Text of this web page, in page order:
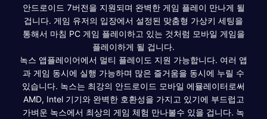
안드로이드 7버전을 지원되며 완벽한 게임 플레이 만나게 될
겁니다. 게임 유저의 입장에서 설정된 맞춤형 가상키 세팅을
통해서 마침 PC 게임 플레이하고 있는 것처럼 모바일 게임을
플레이하게 될 겁니다.
녹스 앱플레이어에서 멀티 플레이도 지원 가능합니다. 여러 앱
과 게임 동시에 실행 가능하며 많은 즐거움을 동시에 누릴 수
있습니다. 녹스는 최강의 안드로이드 모바일 에뮬레이터로써
AMD, Intel 기기와 완벽한 호환성을 가지고 있기에 부드럽고
가벼운 녹스에서 최상의 게임 체험 만나볼수 있을 겁니다. 녹